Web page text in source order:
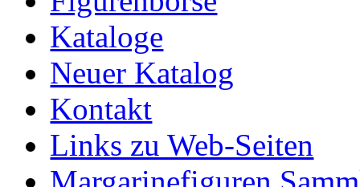
Kataloge
Neuer Katalog
Kontakt
Links zu Web-Seiten